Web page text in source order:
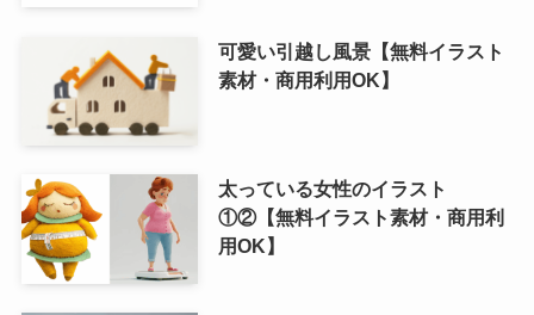
可愛い引越し風景【無料イラスト
素材・商用利用OK】
太っている女性のイラスト
①②【無料イラスト素材・商用利
用OK】